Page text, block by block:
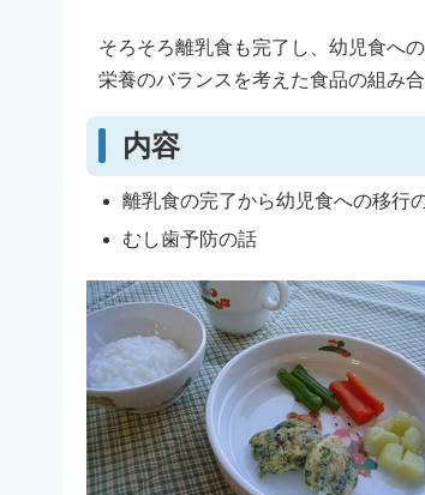
そろそろ離乳食も完了し、幼児食へ
栄養のバランスを考えた食品の組み
内容
離乳食の完了から幼児食への移行
むし歯予防の話